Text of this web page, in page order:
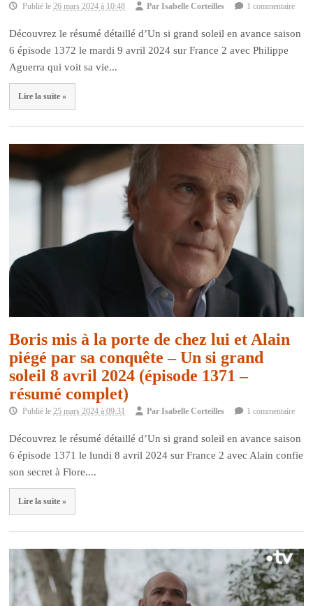
Publié le26 mars 2024 à 10:48 ParIsabelle Corteilles 1 commentaire
Découvrez le résumé détaillé d’Un si grand soleil en avance saison
6 épisode 1372 le mardi 9 avril 2024 sur France 2 avec Philippe
Aguerra qui voit sa vie...
Lire la suite »
Boris mis à la porte de chez lui et Alain
piégé par sa conquête – Un si grand
soleil 8 avril 2024 (épisode 1371 –
résumé complet)
Publié le25 mars 2024 à 09:31 ParIsabelle Corteilles 1 commentaire
Découvrez le résumé détaillé d’Un si grand soleil en avance saison
6 épisode 1371 le lundi 8 avril 2024 sur France 2 avec Alain confie
son secret à Flore....
Lire la suite »